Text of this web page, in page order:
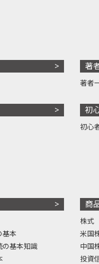
著
著者
初
初心
基本
の基本知識
商
株式
米国
中国
投資